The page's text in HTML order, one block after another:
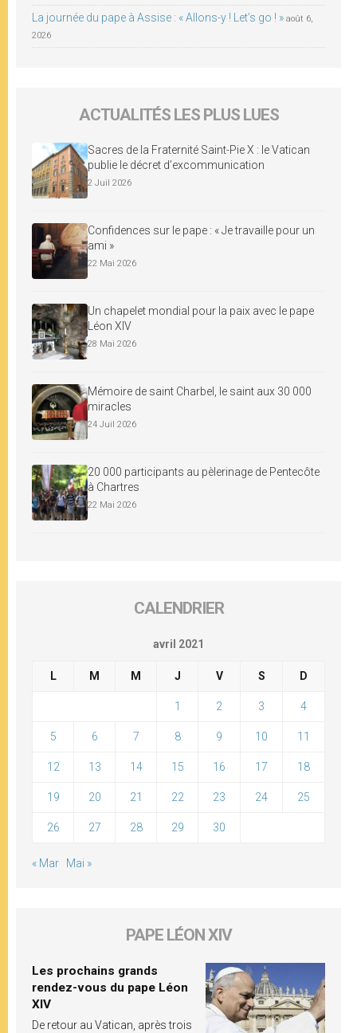
La journée du pape à Assise : « Allons-y ! Let’s go ! » août 6,
2026
ACTUALITÉS LES PLUS LUES
Sacres de la Fraternité Saint-Pie X : le Vatican
publie le décret d’excommunication
2 Juil 2026
Confidences sur le pape : « Je travaille pour un
ami »
22 Mai 2026
Un chapelet mondial pour la paix avec le pape
Léon XIV
28 Mai 2026
Mémoire de saint Charbel, le saint aux 30 000
miracles
24 Juil 2026
20 000 participants au pèlerinage de Pentecôte
à Chartres
22 Mai 2026
CALENDRIER
avril 2021
L M M J V S D
1 2 3 4
5 6 7 8 9 10 11
12 13 14 15 16 17 18
19 20 21 22 23 24 25
26 27 28 29 30
« Mar Mai »
PAPE LÉON XIV
Les prochains grands
rendez-vous du pape Léon
XIV
De retour au Vatican, après trois